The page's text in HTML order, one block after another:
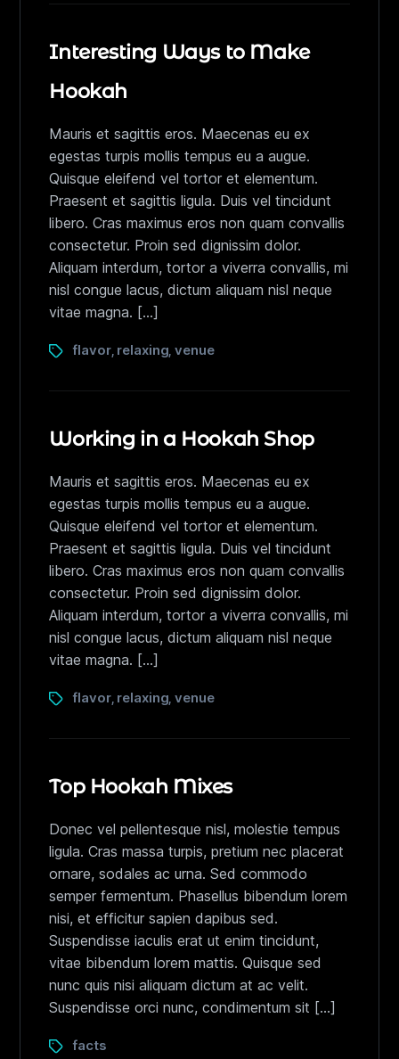
Interesting Ways to Make
Hookah
Mauris et sagittis eros. Maecenas eu ex
egestas turpis mollis tempus eu a augue.
Quisque eleifend vel tortor et elementum.
Praesent et sagittis ligula. Duis vel tincidunt
libero. Cras maximus eros non quam convallis
consectetur. Proin sed dignissim dolor.
Aliquam interdum, tortor a viverra convallis, mi
nisl congue lacus, dictum aliquam nisl neque
vitae magna. […]
flavor, relaxing ,venue
Working in a Hookah Shop
Mauris et sagittis eros. Maecenas eu ex
egestas turpis mollis tempus eu a augue.
Quisque eleifend vel tortor et elementum.
Praesent et sagittis ligula. Duis vel tincidunt
libero. Cras maximus eros non quam convallis
consectetur. Proin sed dignissim dolor.
Aliquam interdum, tortor a viverra convallis, mi
nisl congue lacus, dictum aliquam nisl neque
vitae magna. […]
flavor, relaxing ,venue
Top Hookah Mixes
Donec vel pellentesque nisl, molestie tempus
ligula. Cras massa turpis, pretium nec placerat
ornare, sodales ac urna. Sed commodo
semper fermentum. Phasellus bibendum lorem
nisi, et efficitur sapien dapibus sed.
Suspendisse iaculis erat ut enim tincidunt,
vitae bibendum lorem mattis. Quisque sed
nunc quis nisi aliquam dictum at ac velit.
Suspendisse orci nunc, condimentum sit […]
facts